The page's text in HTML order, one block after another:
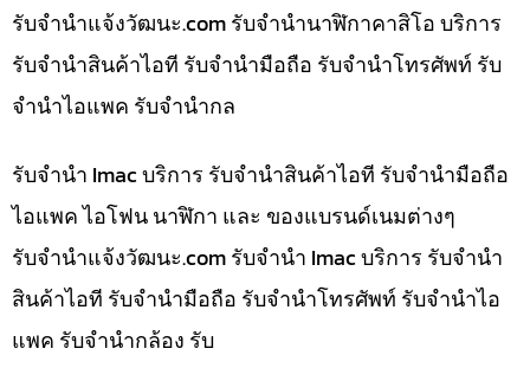
รับจํานําแจ้งวัฒนะ.com รับจำนำนาฬิกาคาสิโอ บริการ
รับจำนำสินค้าไอที รับจำนำมือถือ รับจำนำโทรศัพท์ รับ
จำนำไอแพค รับจำนำกล
รับจำนำ Imac บริการ รับจำนำสินค้าไอที รับจำนำมือถือ
ไอแพค ไอโฟน นาฬิกา และ ของแบรนด์เนมต่างๆ
รับจํานําแจ้งวัฒนะ.com รับจำนำ Imac บริการ รับจำนำ
สินค้าไอที รับจำนำมือถือ รับจำนำโทรศัพท์ รับจำนำไอ
แพค รับจำนำกล้อง รับ